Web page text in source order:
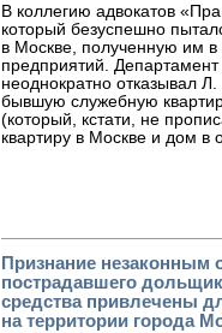
В коллегию адвокатов
который безуспешно
в Москве, полученную им в
предприятий.
неоднократно отказывал
бывшую служебную
(который, кстати, не
квартиру в Москве и дом в
Признание незаконным
пострадавшего
средства привлечены
на территории города